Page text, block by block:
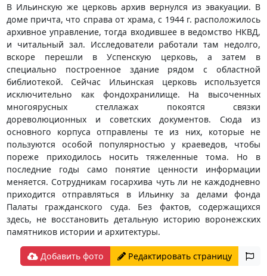
В Ильинскую же церковь архив вернулся из эвакуации. В
доме причта, что справа от храма, с 1944 г. расположилось
архивное управление, тогда входившее в ведомство НКВД,
и читальный зал. Исследователи работали там недолго,
вскоре перешли в Успенскую церковь, а затем в
специально построенное здание рядом с областной
библиотекой. Сейчас Ильинская церковь используется
исключительно как фондохранилище. На высоченных
многоярусных стеллажах покоятся связки
дореволюционных и советских документов. Сюда из
основного корпуса отправлены те из них, которые не
пользуются особой популярностью у краеведов, чтобы
пореже приходилось носить тяжеленные тома. Но в
последние годы само понятие ценности информации
меняется. Сотрудникам госархива чуть ли не каждодневно
приходится отправляться в Ильинку за делами фонда
Палаты гражданского суда. Без фактов, содержащихся
здесь, не восстановить детальную историю воронежских
памятников истории и архитектуры.
Добавить фото Редактировать страницу